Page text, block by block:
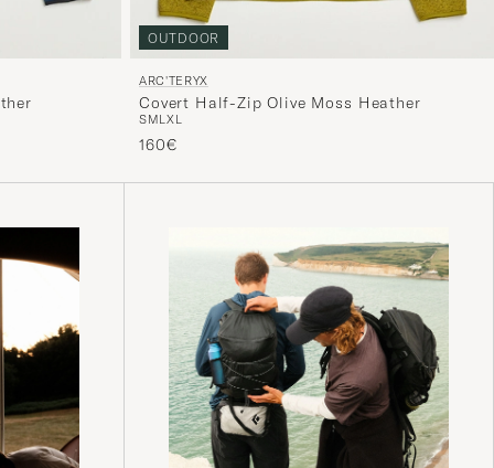
OUTDOOR
ARC'TERYX
Covert Half-Zip Olive Moss Heather
SMLXL
160€